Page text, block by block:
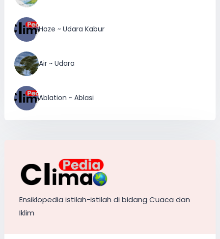
Haze ~ Udara Kabur
Air ~ Udara
Ablation ~ Ablasi
Ensiklopedia istilah-istilah di bidang Cuaca dan
Iklim